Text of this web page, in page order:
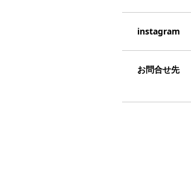
instagram
お問合せ先